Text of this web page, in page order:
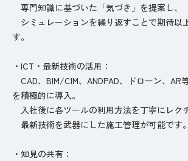
専門知識に基づいた「気づき」を提案し、
シミュレーションを繰り返すことで期待以
す。
・ICT・最新技術の活用：
CAD、BIM/CIM、ANDPAD、ドローン、AR
を積極的に導入。
入社後に各ツールの利用方法を丁寧にレク
最新技術を武器にした施工管理が可能です。
・知見の共有：